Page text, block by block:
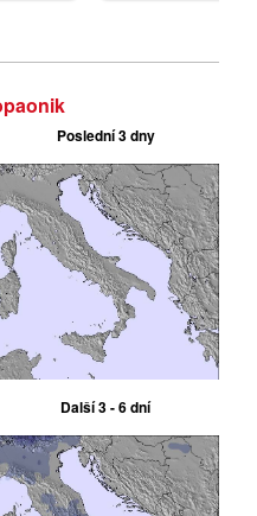
Poslední 3 dny
Další 3 - 6 dní